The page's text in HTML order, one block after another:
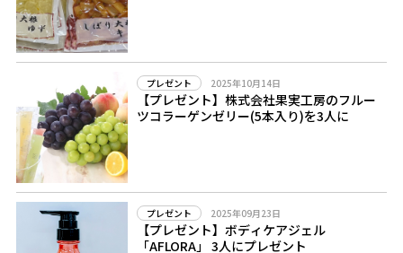
プレゼント 2025年10月14日
【プレゼント】株式会社果実工房のフルー
ツコラーゲンゼリー(5本入り)を3人に
プレゼント 2025年09月23日
【プレゼント】ボディケアジェル
「AFLORA」 3人にプレゼント